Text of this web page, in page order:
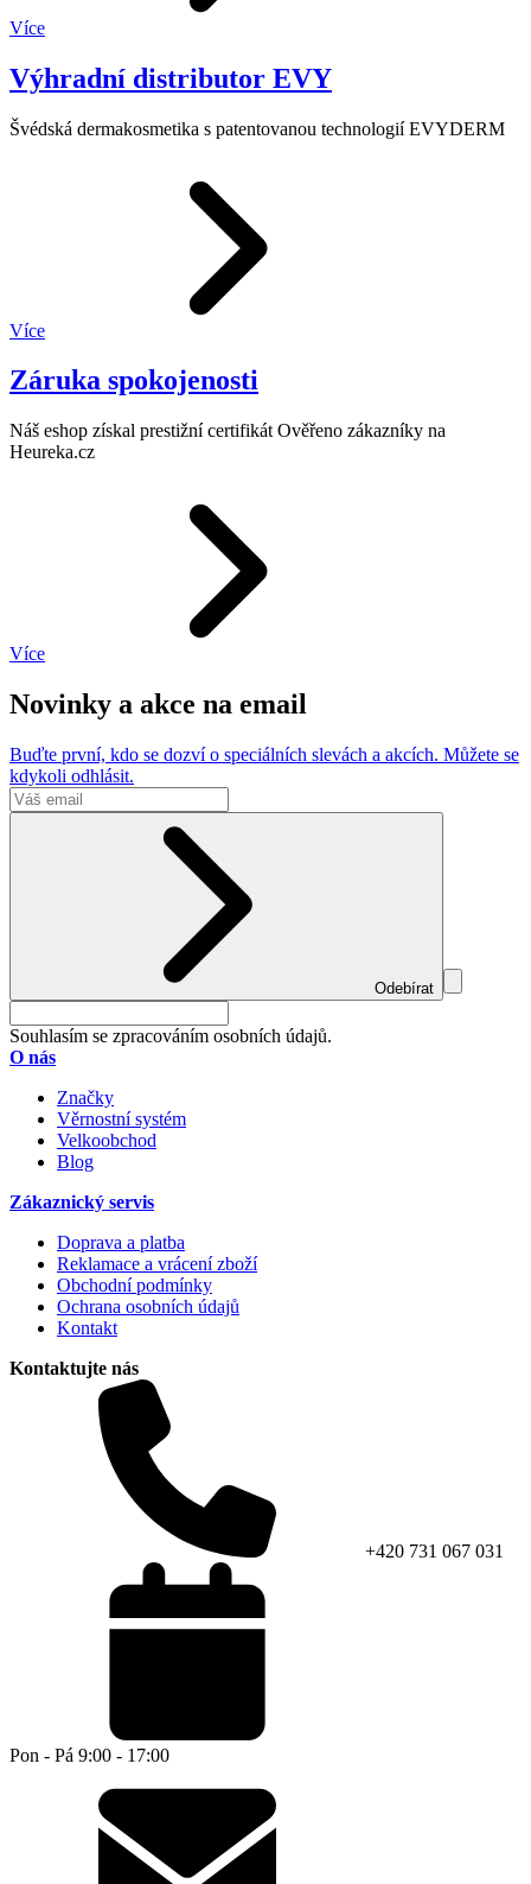
Více
Výhradní distributor EVY
Švédská dermakosmetika s patentovanou technologií EVYDERM
Více
Záruka spokojenosti
Náš eshop získal prestižní certifikát Ověřeno zákazníky na
Heureka.cz
Více
Novinky a akce na email
Buďte první, kdo se dozví o speciálních slevách a akcích. Můžete se
kdykoli odhlásit.
Odebírat
Souhlasím se zpracováním osobních údajů.
O nás
Značky
Věrnostní systém
Velkoobchod
Blog
Zákaznický servis
Doprava a platba
Reklamace a vrácení zboží
Obchodní podmínky
Ochrana osobních údajů
Kontakt
Kontaktujte nás
+420 731 067 031
Pon - Pá 9:00 - 17:00